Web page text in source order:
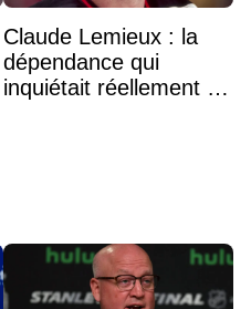
Claude Lemieux : la
dépendance qui
inquiétait réellement sa